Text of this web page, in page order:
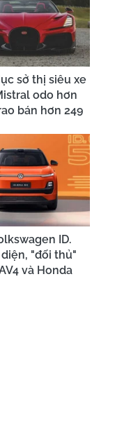
sở thị siêu xe
odo hơn
bán hơn 249
ID.
diện, "đối thủ"
và Honda